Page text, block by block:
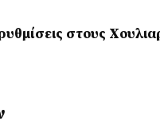
στους